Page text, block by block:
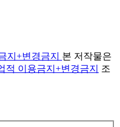
본 저작물은
적 이용금지+변경금지
조